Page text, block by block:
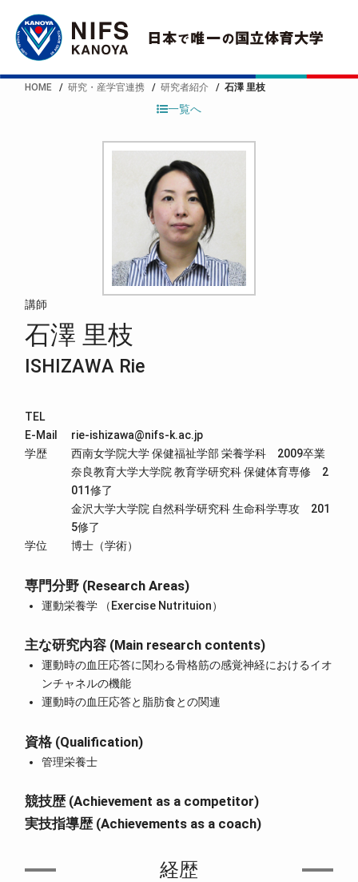
HOME 研究・産学官連携 研究者紹介 石澤 里枝
一覧へ
石澤 里枝
ISHIZAWA Rie
講師
TEL
E-Mail
rie-ishizawa@nifs-k.ac.jp
学歴
西南女学院大学 保健福祉学部 栄養学科 2009卒業
奈良教育大学大学院 教育学研究科 保健体育専修 2
011修了
金沢大学大学院 自然科学研究科 生命科学専攻 201
5修了
学位
博士（学術）
専門分野 (Research Areas)
運動栄養学 （Exercise Nutrituion）
主な研究内容 (Main research contents)
運動時の血圧応答に関わる骨格筋の感覚神経におけるイオ
ンチャネルの機能
運動時の血圧応答と脂肪食との関連
資格 (Qualification)
管理栄養士
競技歴 (Achievement as a competitor)
実技指導歴 (Achievements as a coach)
経歴